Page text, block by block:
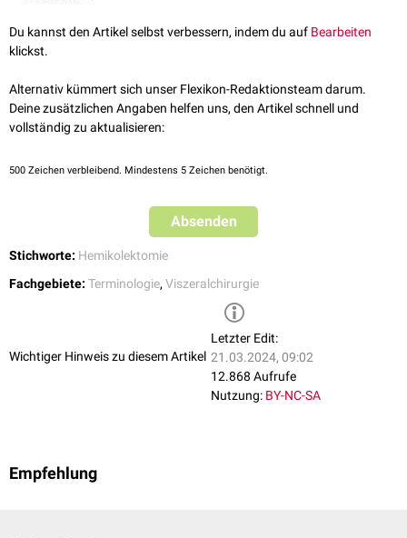
Du kannst den Artikel selbst verbessern, indem du auf Bearbeiten
klickst.
Alternativ kümmert sich unser Flexikon-Redaktionsteam darum.
Deine zusätzlichen Angaben helfen uns, den Artikel schnell und
vollständig zu aktualisieren:
500 Zeichen verbleibend. Mindestens 5 Zeichen benötigt.
Absenden
Stichworte: Hemikolektomie
Fachgebiete: Terminologie, Viszeralchirurgie
Wichtiger Hinweis zu diesem Artikel
Letzter Edit:
21.03.2024, 09:02
12.868 Aufrufe
Nutzung: BY-NC-SA
Empfehlung